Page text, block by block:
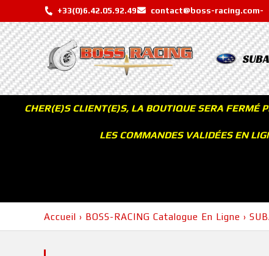
+33(0)6.42.05.92.49 contact@boss-racing.com-
CHER(E)S CLIENT(E)S, LA BOUTIQUE SERA FERMÉ
LES COMMANDES VALIDÉES EN
Accueil › BOSS-RACING Catalogue En Ligne ›